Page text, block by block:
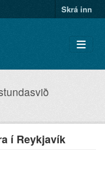
Skrá inn
í Reykjavík